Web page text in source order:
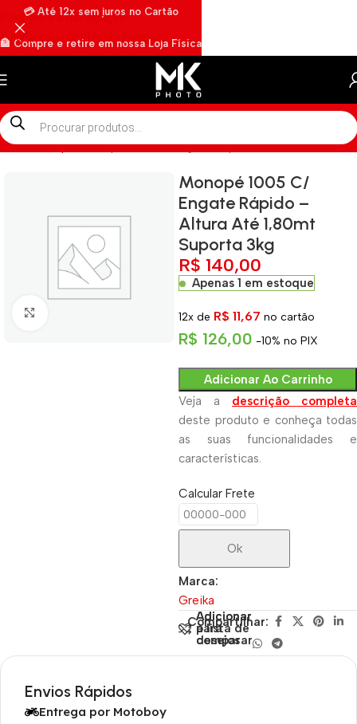
Pular para a navegação
Pular para o conteúdo principal
Início»Shop»Monopé 1005 C/ Engate Rápido – Altura Até
Monopé 1005 C/
Engate Rápido –
Altura Até 1,80mt
Suporta 3kg
R$ 140,00
Apenas 1 em estoque
12x de R$ 11,67 no cartão
R$ 126,00 -10% no PIX
Adicionar Ao Carrinho
Veja a descrição completa
deste produto e conheça todas
as suas funcionalidades e
características.
Calcular Frete
Ok
Marca:
Greika
Adicionar
para
comparar
Adicionar
à lista de
desejos
Compartilhar:
Envios Rápidos
Entrega por Motoboy
💳 Até 12x sem juros no Cartão
🏦 Compre e retire em nossa Loja Física
🏍️ Envios rápidos por Motoboy